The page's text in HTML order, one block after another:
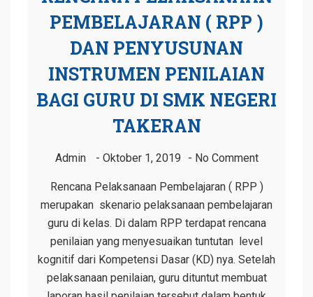
PEMBELAJARAN ( RPP )
DAN PENYUSUNAN
INSTRUMEN PENILAIAN
BAGI GURU DI SMK NEGERI
TAKERAN
Admin Oktober 1, 2019 No Comment
Rencana Pelaksanaan Pembelajaran ( RPP )
merupakan skenario pelaksanaan pembelajaran
guru di kelas. Di dalam RPP terdapat rencana
penilaian yang menyesuaikan tuntutan level
kognitif dari Kompetensi Dasar (KD) nya. Setelah
pelaksanaan penilaian, guru dituntut membuat